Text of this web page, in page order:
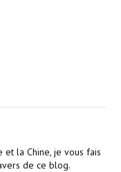
de Mingshi, une
urbaine à Chongqing
et la Chine, je vous fais
de ce blog.